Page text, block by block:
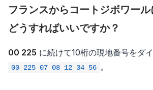
フランスからコートジボワー
どうすればいいですか？
00 225 に続けて10桁の現地番号をダ
00 225 07 08 12 34 56 。